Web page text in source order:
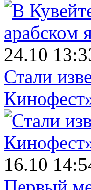
24.10
Стали
16.10